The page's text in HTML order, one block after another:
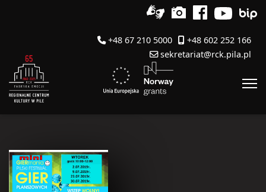
+48 67 210 5000
+48 602 252 166
sekretariat@rck.pila.pl